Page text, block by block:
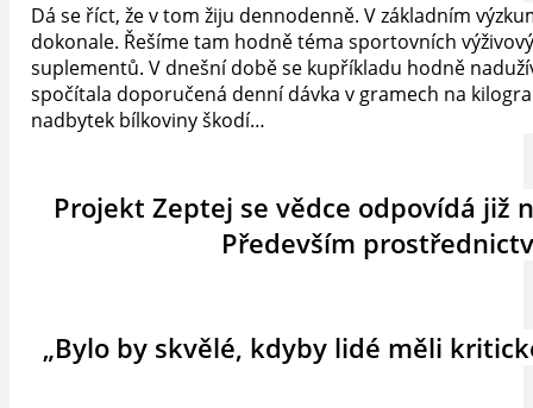
Dá se říct, že v tom žiju dennodenně. V základním
dokonale. Řešíme tam hodně téma sportovních
suplementů. V dnešní době se kupříkladu hodně
spočítala doporučená denní dávka v gramech na
nadbytek bílkoviny škodí…
Projekt Zeptej se vědce odpovídá již
Především
„Bylo by skvělé, kdyby lidé měli